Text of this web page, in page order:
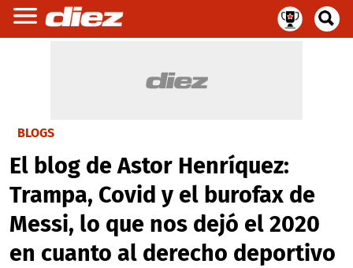
BLOGS
El blog de Astor Henríquez:
Trampa, Covid y el burofax de
Messi, lo que nos dejó el 2020
en cuanto al derecho deportivo